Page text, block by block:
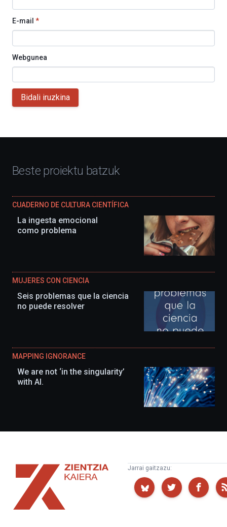
E-mail *
Webgunea
Bidali iruzkina
Beste proiektu batzuk
CUADERNO DE CULTURA CIENTÍFICA
La ingesta emocional
como problema
MUJERES CON CIENCIA
Seis problemas que la ciencia
no puede resolver
MAPPING IGNORANCE
We are not ‘in the singularity’
with AI.
Zientzia
Kaiera
Jarrai gaitzazu: